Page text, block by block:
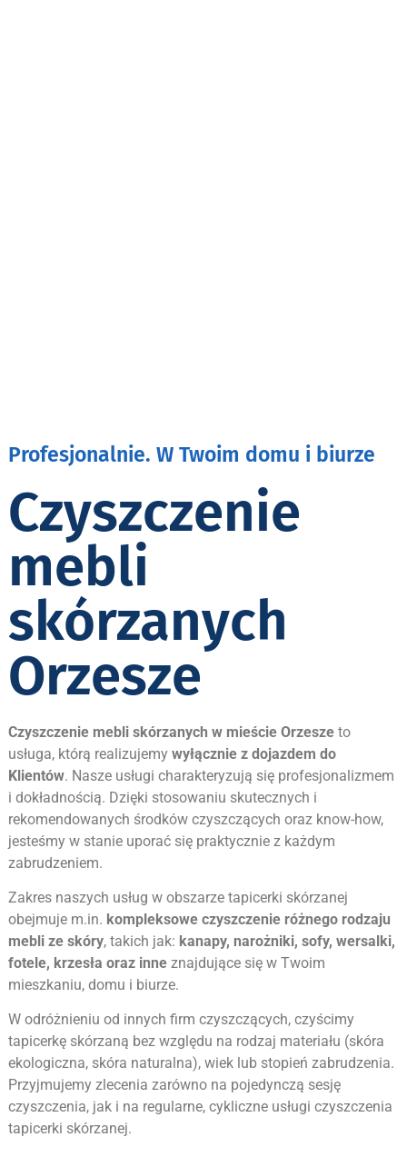
Profesjonalnie. W Twoim domu i biurze
Czyszczenie
mebli
skórzanych
Orzesze
Czyszczenie mebli skórzanych w mieście Orzeszeto
usługa, którą realizujemy wyłącznie z dojazdem do
Klientów. Nasze usługi charakteryzują się profesjonalizmem
i dokładnością. Dzięki stosowaniu skutecznych i
rekomendowanych środków czyszczących oraz know-how,
jesteśmy w stanie uporać się praktycznie z każdym
zabrudzeniem.
Zakres naszych usług w obszarze tapicerki skórzanej
obejmuje m.in. kompleksowe czyszczenie różnego rodzaju
mebli ze skóry, takich jak: kanapy, narożniki, sofy, wersalki,
fotele, krzesła oraz inneznajdujące się w Twoim
mieszkaniu, domu i biurze.
W odróżnieniu od innych firm czyszczących, czyścimy
tapicerkę skórzaną bez względu na rodzaj materiału (skóra
ekologiczna, skóra naturalna), wiek lub stopień zabrudzenia.
Przyjmujemy zlecenia zarówno na pojedynczą sesję
czyszczenia, jak i na regularne, cykliczne usługi czyszczenia
tapicerki skórzanej.